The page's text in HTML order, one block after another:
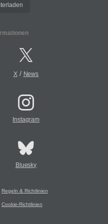
X/ News
Instagram
Bluesky
Regeln & Richtlinien
Cookie-Richtlinien